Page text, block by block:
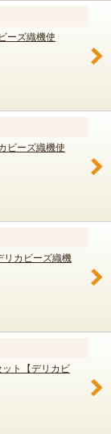
ーズ織機使
ビーズ織機使
リカビーズ織機
ト【デリカビ